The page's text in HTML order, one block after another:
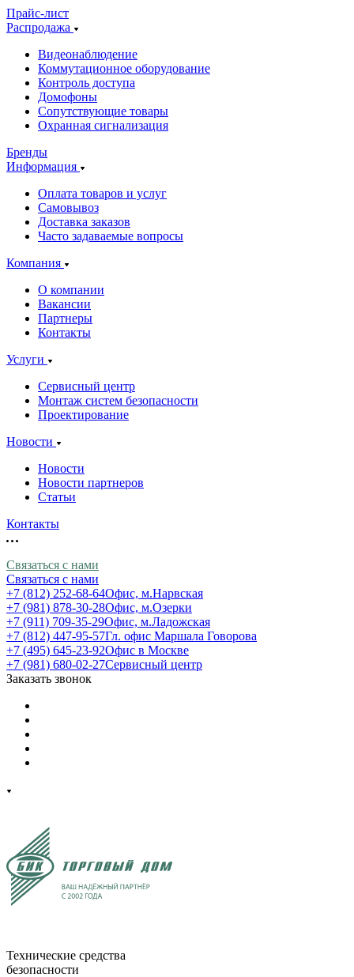
Прайс-лист
Распродажа
Видеонаблюдение
Коммутационное оборудование
Контроль доступа
Домофоны
Сопутствующие товары
Охранная сигнализация
Бренды
Информация
Оплата товаров и услуг
Самовывоз
Доставка заказов
Часто задаваемые вопросы
Компания
О компании
Вакансии
Партнеры
Контакты
Услуги
Сервисный центр
Монтаж систем безопасности
Проектирование
Новости
Новости
Новости партнеров
Статьи
Контакты
Связаться с нами
Связаться с нами
+7 (812) 252-68-64Офис, м.Нарвская
+7 (981) 878-30-28Офис, м.Озерки
+7 (911) 709-35-29Офис, м.Ладожская
+7 (812) 447-95-57Гл. офис Маршала Говорова
+7 (495) 645-23-92Офис в Москве
+7 (981) 680-02-27Сервисный центр
Заказать звонок
Технические средства
безопасности